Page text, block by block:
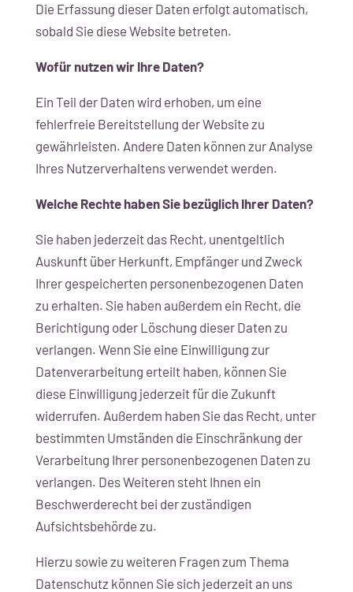
Die Erfassung dieser Daten erfolgt automatisch,
sobald Sie diese Website betreten.
Wofür nutzen wir Ihre Daten?
Ein Teil der Daten wird erhoben, um eine
fehlerfreie Bereitstellung der Website zu
gewährleisten. Andere Daten können zur Analyse
Ihres Nutzerverhaltens verwendet werden.
Welche Rechte haben Sie bezüglich Ihrer Daten?
Sie haben jederzeit das Recht, unentgeltlich
Auskunft über Herkunft, Empfänger und Zweck
Ihrer gespeicherten personenbezogenen Daten
zu erhalten. Sie haben außerdem ein Recht, die
Berichtigung oder Löschung dieser Daten zu
verlangen. Wenn Sie eine Einwilligung zur
Datenverarbeitung erteilt haben, können Sie
diese Einwilligung jederzeit für die Zukunft
widerrufen. Außerdem haben Sie das Recht, unter
bestimmten Umständen die Einschränkung der
Verarbeitung Ihrer personenbezogenen Daten zu
verlangen. Des Weiteren steht Ihnen ein
Beschwerderecht bei der zuständigen
Aufsichtsbehörde zu.
Hierzu sowie zu weiteren Fragen zum Thema
Datenschutz können Sie sich jederzeit an uns